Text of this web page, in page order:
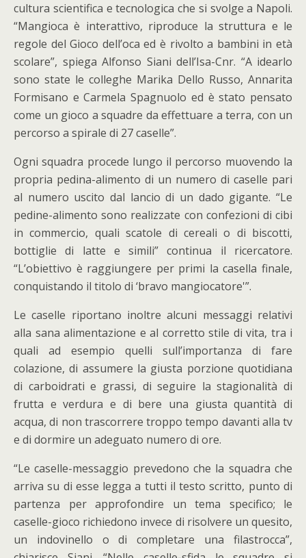
cultura scientifica e tecnologica che si svolge a Napoli.
“Mangioca è interattivo, riproduce la struttura e le
regole del Gioco dell’oca ed è rivolto a bambini in età
scolare”, spiega Alfonso Siani dell’Isa-Cnr. “A idearlo
sono state le colleghe Marika Dello Russo, Annarita
Formisano e Carmela Spagnuolo ed è stato pensato
come un gioco a squadre da effettuare a terra, con un
percorso a spirale di 27 caselle”.
Ogni squadra procede lungo il percorso muovendo la
propria pedina-alimento di un numero di caselle pari
al numero uscito dal lancio di un dado gigante. “Le
pedine-alimento sono realizzate con confezioni di cibi
in commercio, quali scatole di cereali o di biscotti,
bottiglie di latte e simili” continua il ricercatore.
“L’obiettivo è raggiungere per primi la casella finale,
conquistando il titolo di ‘bravo mangiocatore'”.
Le caselle riportano inoltre alcuni messaggi relativi
alla sana alimentazione e al corretto stile di vita, tra i
quali ad esempio quelli sull’importanza di fare
colazione, di assumere la giusta porzione quotidiana
di carboidrati e grassi, di seguire la stagionalità di
frutta e verdura e di bere una giusta quantità di
acqua, di non trascorrere troppo tempo davanti alla tv
e di dormire un adeguato numero di ore.
“Le caselle-messaggio prevedono che la squadra che
arriva su di esse legga a tutti il testo scritto, punto di
partenza per approfondire un tema specifico; le
caselle-gioco richiedono invece di risolvere un quesito,
un indovinello o di completare una filastrocca”,